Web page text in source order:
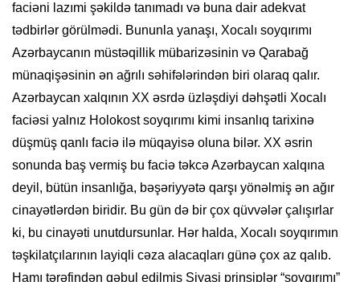
faciəni lazımi şəkildə tanımadı və buna dair adekvat
tədbirlər görülmədi. Bununla yanaşı, Xocalı soyqırımı
Azərbaycanın müstəqillik mübarizəsinin və Qarabağ
münaqişəsinin ən ağrılı səhifələrindən biri olaraq qalır.
Azərbaycan xalqının XX əsrdə üzləşdiyi dəhşətli Xocalı
faciəsi yalnız Holokost soyqırımı kimi insanlıq tarixinə
düşmüş qanlı faciə ilə müqayisə oluna bilər. XX əsrin
sonunda baş vermiş bu faciə təkcə Azərbaycan xalqına
deyil, bütün insanlığa, bəşəriyyətə qarşı yönəlmiş ən ağır
cinayətlərdən biridir. Bu gün də bir çox qüvvələr çalışırlar
ki, bu cinayəti unutdursunlar. Hər halda, Xocalı soyqırımın
təşkilatçılarının layiqli cəza alacaqları günə çox az qalıb.
Hamı tərəfindən qəbul edilmiş Siyasi prinsiplər “soyqırımı”